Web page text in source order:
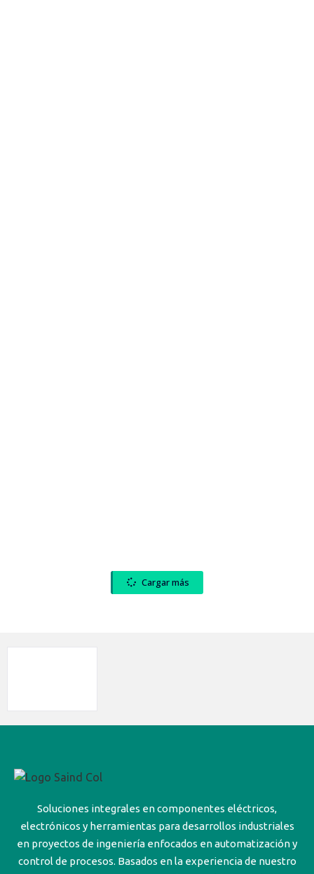
Cargar más
Soluciones integrales en componentes eléctricos,
electrónicos y herramientas para desarrollos industriales
en proyectos de ingeniería enfocados en automatización y
control de procesos. Basados en la experiencia de nuestro